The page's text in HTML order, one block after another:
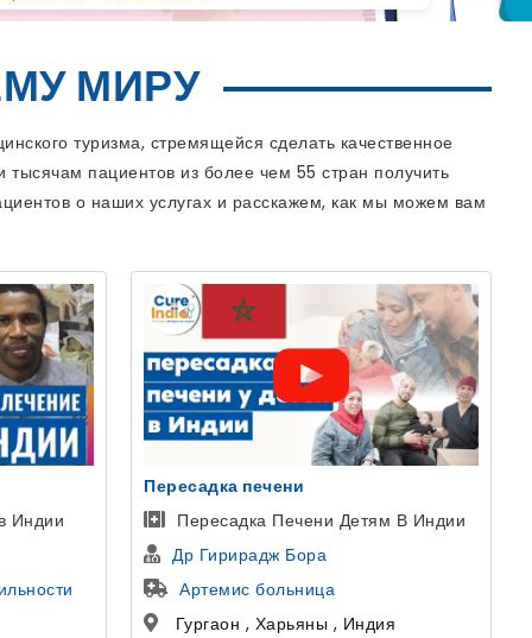
МИРУ
туризма, стремящейся сделать качественное
пациентов из более чем 55 стран получить
о наших услугах и расскажем, как мы можем вам
Пересадка печени
Пересадка Печени Детям В Индии
Др Гирирадж Бора
Артемис больница
Гургаон , Харьяны , Индия